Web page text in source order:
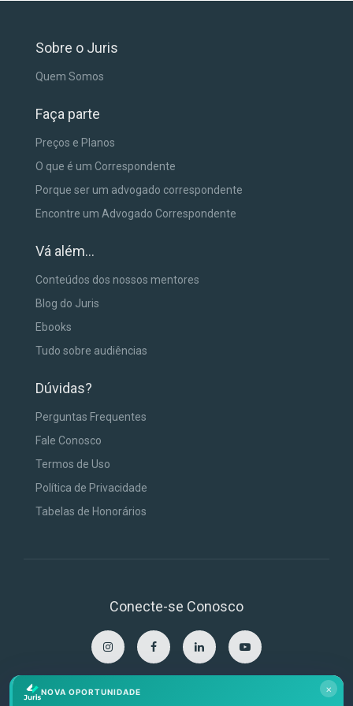
Sobre o Juris
Quem Somos
Faça parte
Preços e Planos
O que é um Correspondente
Porque ser um advogado correspondente
Encontre um Advogado Correspondente
Vá além...
Conteúdos dos nossos mentores
Blog do Juris
Ebooks
Tudo sobre audiências
Dúvidas?
Perguntas Frequentes
Fale Conosco
Termos de Uso
Política de Privacidade
Tabelas de Honorários
Conecte-se Conosco
×
NOVA OPORTUNIDADE